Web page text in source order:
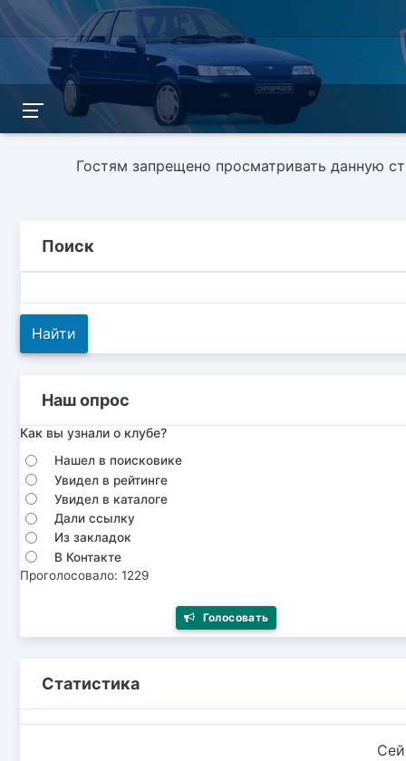
Гостям запрещено просматривать данную
Поиск
Наш опрос
Как вы узнали о клубе?
Нашел в поисковике
Увидел в рейтинге
Увидел в каталоге
Дали ссылку
Из закладок
В Контакте
Проголосовало: 1229
Голосовать
Статистика